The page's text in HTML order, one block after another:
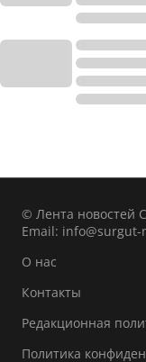
© Лента новостей
Email: info@surgut-
О нас
Контакты
Редакционная
Политика